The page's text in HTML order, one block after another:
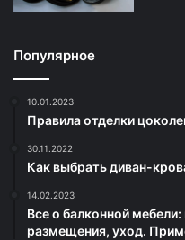
Популярное
10.01.2023
Правила отделки
30.11.2022
Как выбрать диван-
14.02.2023
Все о балконной
размещения, уход.